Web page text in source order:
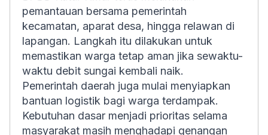
pemantauan bersama pemerintah
kecamatan, aparat desa, hingga relawan di
lapangan. Langkah itu dilakukan untuk
memastikan warga tetap aman jika sewaktu-
waktu debit sungai kembali naik.
Pemerintah daerah juga mulai menyiapkan
bantuan logistik bagi warga terdampak.
Kebutuhan dasar menjadi prioritas selama
masyarakat masih menghadapi genangan